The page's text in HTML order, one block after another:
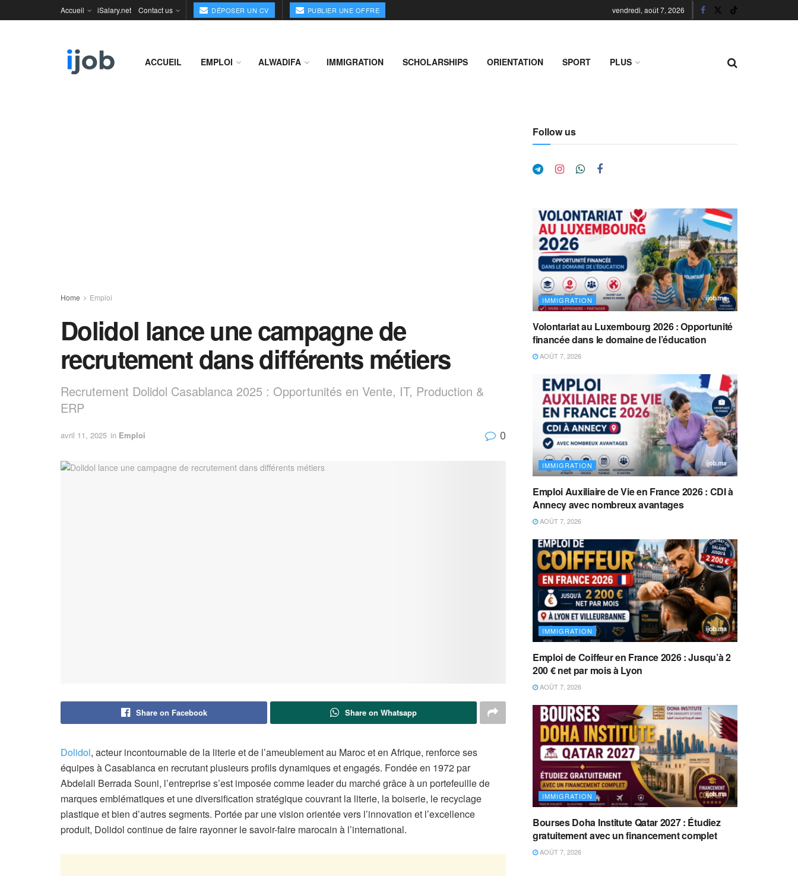
Accueil iSalary.net Contact us DÉPOSER UN CV PUBLIER UNE OFFRE vendredi, août 7, 2026
ACCUEIL EMPLOI ALWADIFA IMMIGRATION SCHOLARSHIPS ORIENTATION SPORT PLUS
Home Emploi
Dolidol lance une campagne de
recrutement dans différents métiers
Recrutement Dolidol Casablanca 2025 : Opportunités en Vente, IT, Production &
ERP
avril 11, 2025 in Emploi 0
Share on Facebook Share on Whatsapp
Dolidol, acteur incontournable de la literie et de l’ameublement au Maroc et en Afrique, renforce ses
équipes à Casablanca en recrutant plusieurs profils dynamiques et engagés. Fondée en 1972 par
Abdelali Berrada Souni, l’entreprise s’est imposée comme leader du marché grâce à un portefeuille de
marques emblématiques et une diversification stratégique couvrant la literie, la boiserie, le recyclage
plastique et bien d’autres segments. Portée par une vision orientée vers l’innovation et l’excellence
produit, Dolidol continue de faire rayonner le savoir-faire marocain à l’international.
Follow us
IMMIGRATION
Volontariat au Luxembourg 2026 : Opportunité
financée dans le domaine de l’éducation
AOÛT 7, 2026
IMMIGRATION
Emploi Auxiliaire de Vie en France 2026 : CDI à
Annecy avec nombreux avantages
AOÛT 7, 2026
IMMIGRATION
Emploi de Coiffeur en France 2026 : Jusqu’à 2
200 € net par mois à Lyon
AOÛT 7, 2026
IMMIGRATION
Bourses Doha Institute Qatar 2027 : Étudiez
gratuitement avec un financement complet
AOÛT 7, 2026